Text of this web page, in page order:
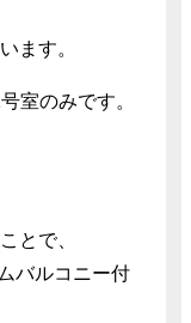
ます。
室のみです。
とで、
バルコニー付